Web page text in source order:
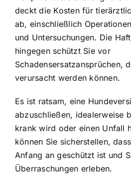
deckt die Kosten für
ab, einschließlich
und Untersuchungen. Die
hingegen schützt Sie vor
Schadensersatzansprüchen,
verursacht werden können.
Es ist ratsam, eine
abzuschließen, idealerweise
krank wird oder einen Unfall
können Sie sicherstellen,
Anfang an geschützt ist und
Überraschungen erleben.